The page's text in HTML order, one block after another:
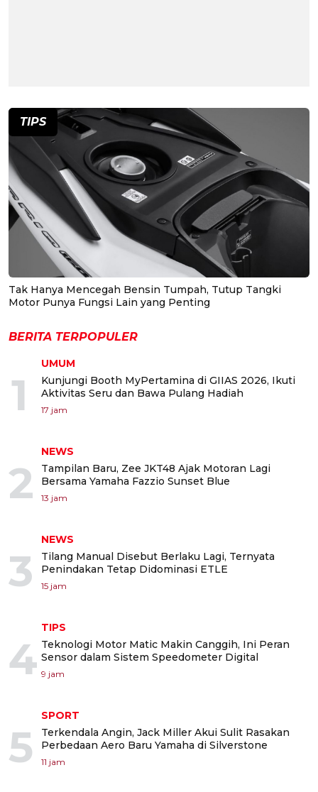
TIPS
Tak Hanya Mencegah Bensin Tumpah, Tutup Tangki
Motor Punya Fungsi Lain yang Penting
BERITA TERPOPULER
1
UMUM
Kunjungi Booth MyPertamina di GIIAS 2026, Ikuti
Aktivitas Seru dan Bawa Pulang Hadiah
17 jam
2
NEWS
Tampilan Baru, Zee JKT48 Ajak Motoran Lagi
Bersama Yamaha Fazzio Sunset Blue
13 jam
3
NEWS
Tilang Manual Disebut Berlaku Lagi, Ternyata
Penindakan Tetap Didominasi ETLE
15 jam
4
TIPS
Teknologi Motor Matic Makin Canggih, Ini Peran
Sensor dalam Sistem Speedometer Digital
9 jam
5
SPORT
Terkendala Angin, Jack Miller Akui Sulit Rasakan
Perbedaan Aero Baru Yamaha di Silverstone
11 jam